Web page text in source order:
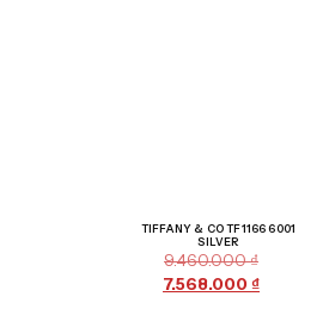
TIFFANY & CO TF1166 6001
SILVER
9.460.000₫
7.568.000₫